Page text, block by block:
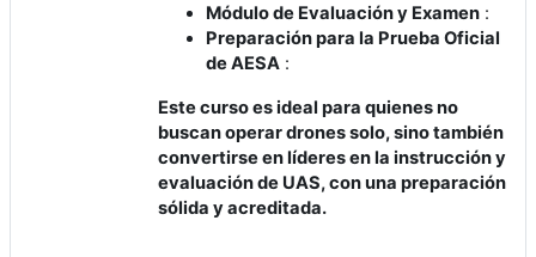
Módulo de Evaluación y Examen :
Preparación para la Prueba Oficial
de AESA :
Este curso es ideal para quienes no
buscan operar drones solo, sino también
convertirse en líderes en la instrucción y
evaluación de UAS, con una preparación
sólida y acreditada.